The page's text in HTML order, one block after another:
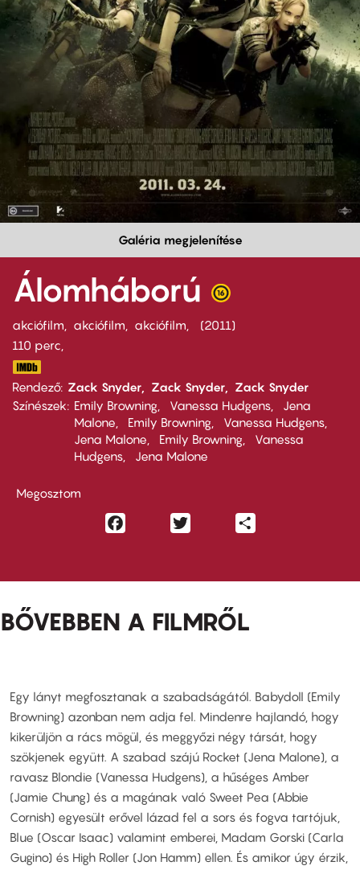
Galéria megjelenítése
Álomháború
akciófilm akciófilm akciófilm
2011
110 perc,
Rendező Zack Snyder Zack Snyder
Zack Snyder
Színészek
Emily Browning Vanessa Hudgens
Jena
Malone
Emily Browning
Vanessa Hudgens
Jena Malone
Emily Browning
Vanessa
Hudgens
Jena Malone
Megosztom
Facebook
BŐVEBBEN A FILMRŐL
Egy lányt megfosztanak a szabadságától. Babydoll (Emily
Browning) azonban nem adja fel. Mindenre hajlandó, hogy
kikerüljön a rács mögül, és meggyőzi négy társát, hogy
szökjenek együtt. A szabad szájú Rocket (Jena Malone), a
ravasz Blondie (Vanessa Hudgens), a hűséges Amber
(Jamie Chung) és a magának való Sweet Pea (Abbie
Cornish) egyesült erővel lázad fel a sors és fogva tartójuk,
Blue (Oscar Isaac) valamint emberei, Madam Gorski (Carla
Gugino) és High Roller (Jon Hamm) ellen. És amikor úgy érzik,